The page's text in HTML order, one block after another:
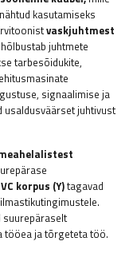
kasutamiseks
vaskjuhtmest
juhtmete
tarbesõidukite,
signaalimise ja
usaldusväärset juhtivust
korpus (Y)tagavad
suurepäraselt
tööea ja tõrgeteta töö.